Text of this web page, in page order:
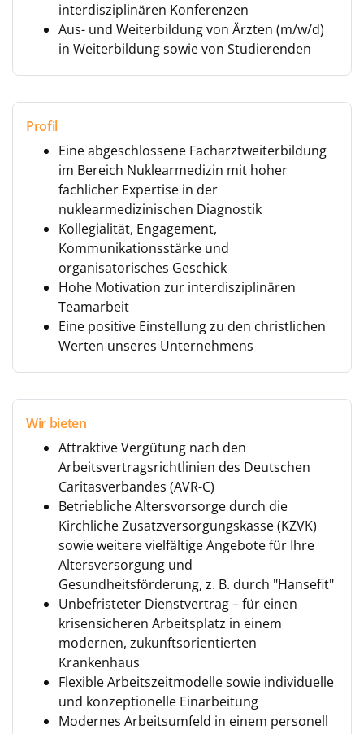
interdisziplinären Konferenzen
Aus- und Weiterbildung von Ärzten (m/w/d)
in Weiterbildung sowie von Studierenden
Profil
Eine abgeschlossene Facharztweiterbildung
im Bereich Nuklearmedizin mit hoher
fachlicher Expertise in der
nuklearmedizinischen Diagnostik
Kollegialität, Engagement,
Kommunikationsstärke und
organisatorisches Geschick
Hohe Motivation zur interdisziplinären
Teamarbeit
Eine positive Einstellung zu den christlichen
Werten unseres Unternehmens
Wir bieten
Attraktive Vergütung nach den
Arbeitsvertragsrichtlinien des Deutschen
Caritasverbandes (AVR-C)
Betriebliche Altersvorsorge durch die
Kirchliche Zusatzversorgungskasse (KZVK)
sowie weitere vielfältige Angebote für Ihre
Altersversorgung und
Gesundheitsförderung, z. B. durch "Hansefit"
Unbefristeter Dienstvertrag – für einen
krisensicheren Arbeitsplatz in einem
modernen, zukunftsorientierten
Krankenhaus
Flexible Arbeitszeitmodelle sowie individuelle
und konzeptionelle Einarbeitung
Modernes Arbeitsumfeld in einem personell